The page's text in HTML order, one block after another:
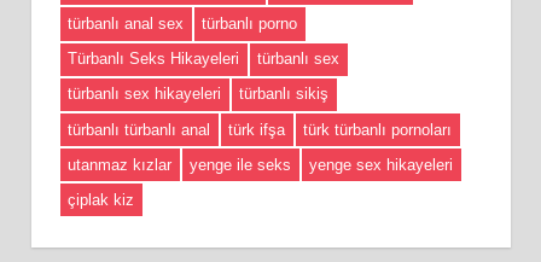
türbanlı anal sex
türbanlı porno
Türbanlı Seks Hikayeleri
türbanlı sex
türbanlı sex hikayeleri
türbanlı sikiş
türbanlı türbanlı anal
türk ifşa
türk türbanlı pornoları
utanmaz kızlar
yenge ile seks
yenge sex hikayeleri
çiplak kiz